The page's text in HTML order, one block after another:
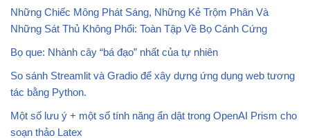
Những Chiếc Mông Phát Sáng, Những Kẻ Trộm Phân Và
Những Sát Thủ Không Phổi: Toàn Tập Về Bọ Cánh Cứng
Bọ que: Nhành cây “bá đạo” nhất của tự nhiên
So sánh Streamlit và Gradio để xây dựng ứng dụng web tương
tác bằng Python.
Một số lưu ý + một số tính năng ẩn dật trong OpenAI Prism cho
soạn thảo Latex